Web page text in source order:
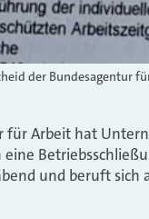
der Bundesagentur
für Arbeit hat
und beruft sich